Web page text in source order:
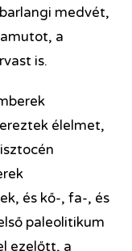
medvét,
a
is.
élelmet,
és kő-, fa-, és
paleolitikum
ezelőtt, a